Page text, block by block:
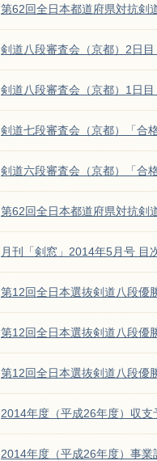
第62回全日本都道府県対抗剣
剣道八段審査会（京都）2日
剣道八段審査会（京都）1日
剣道七段審査会（京都）「合
剣道六段審査会（京都）「合
第62回全日本都道府県対抗剣
月刊「剣窓」2014年5月号 目
第12回全日本選抜剣道八段優
第12回全日本選抜剣道八段優
第12回全日本選抜剣道八段優
2014年度（平成26年度）収支
2014年度（平成26年度）事業